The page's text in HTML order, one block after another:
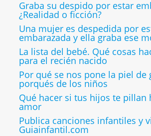
Graba su despido por estar
¿Realidad o ficción?
Una mujer es despedida por
embarazada y ella graba ese
La lista del bebé. Qué cosas
para el recién nacido
Por qué se nos pone la piel de
porqués de los niños
Qué hacer si tus hijos te pillan
amor
Publica canciones infantiles y
Guiainfantil.com